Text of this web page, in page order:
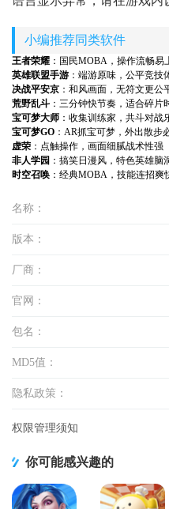
小编推荐同类软件
王者荣耀 ：国民MOBA，操作流畅易
英雄联盟手游 ：端游原味，公平竞技
决战平安京 ：和风画面，无符文更公
荒野乱斗 ：三分钟快节奏，适合碎片
宝可梦大师 ：收集训练家，共斗对战
宝可梦GO ：AR抓宝可梦，外出散步
虚荣 ：点触操作，画面细腻战术性强
非人学园 ：搞笑日漫风，特色英雄脑
时空召唤：经典MOBA，技能连招爽
名称：
版本：
厂商：
官网：
包名：
MD5值：
隐私政策：
权限管理须知
你可能感兴趣的